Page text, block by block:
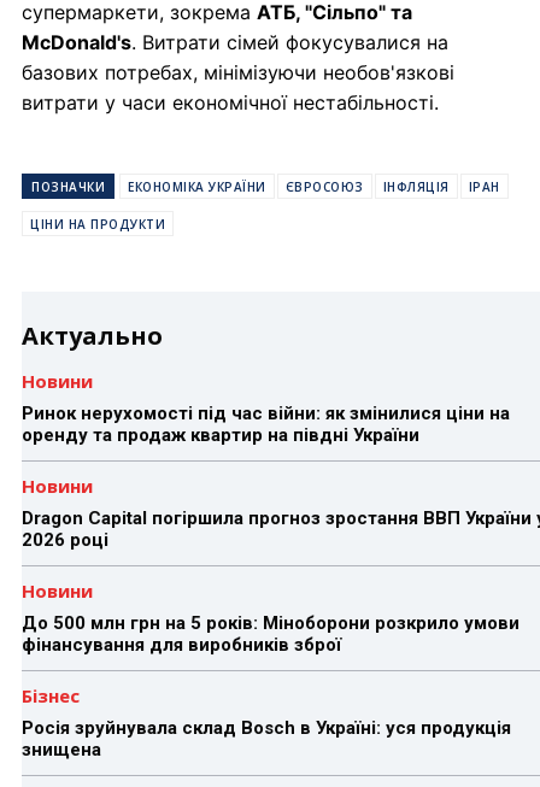
супермаркети, зокрема АТБ, "Сільпо" та
McDonald's. Витрати сімей фокусувалися на
базових потребах, мінімізуючи необов'язкові
витрати у часи економічної нестабільності.
ПОЗНАЧКИ ЕКОНОМІКА УКРАЇНИ ЄВРОСОЮЗ ІНФЛЯЦІЯ ІРАН
ЦІНИ НА ПРОДУКТИ
Актуально
Новини
Ринок нерухомості під час війни: як змінилися ціни на
оренду та продаж квартир на півдні України
Новини
Dragon Capital погіршила прогноз зростання ВВП України
2026 році
Новини
До 500 млн грн на 5 років: Міноборони розкрило умови
фінансування для виробників зброї
Бізнес
Росія зруйнувала склад Bosch в Україні: уся продукція
знищена